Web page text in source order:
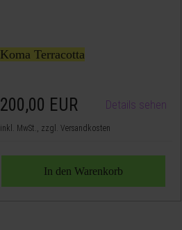
Koma Terracotta
200,00 EUR Details sehen
inkl. MwSt., zzgl. Versandkosten